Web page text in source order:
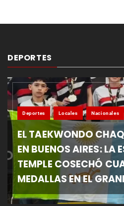
DEPORTES
Deportes Locales Nacionales
EL TAEKWONDO
EN BUENOS AIRES: LA
TEMPLE COSECHÓ
MEDALLAS EN EL